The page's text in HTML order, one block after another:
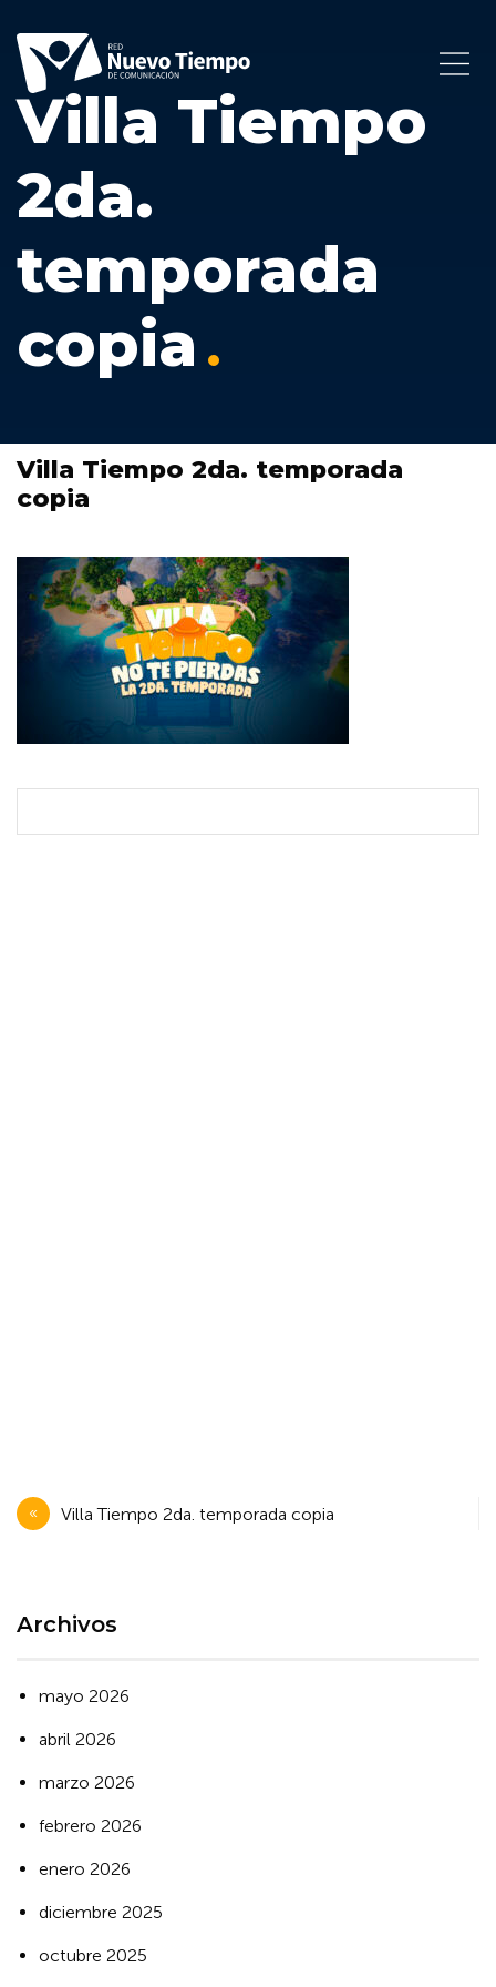
Villa Tiempo
2da.
temporada
copia
Villa Tiempo 2da. temporada
copia
Navegación
de
Villa Tiempo 2da. temporada copia
Archivos
mayo 2026
abril 2026
marzo 2026
febrero 2026
enero 2026
diciembre 2025
octubre 2025